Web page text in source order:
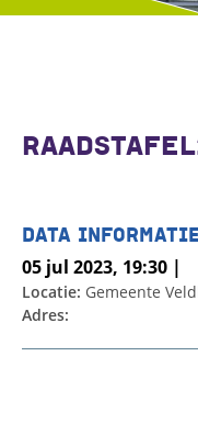
DATA
05 jul 2023, 19:30 |
Locatie: Gemeente
Adres: